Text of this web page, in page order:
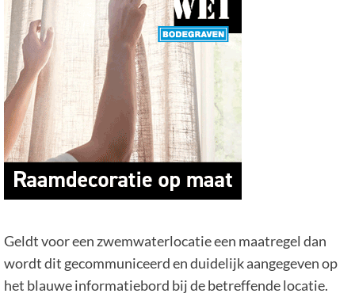
Geldt voor een zwemwaterlocatie een maatregel dan
wordt dit gecommuniceerd en duidelijk aangegeven op
het blauwe informatiebord bij de betreffende locatie.